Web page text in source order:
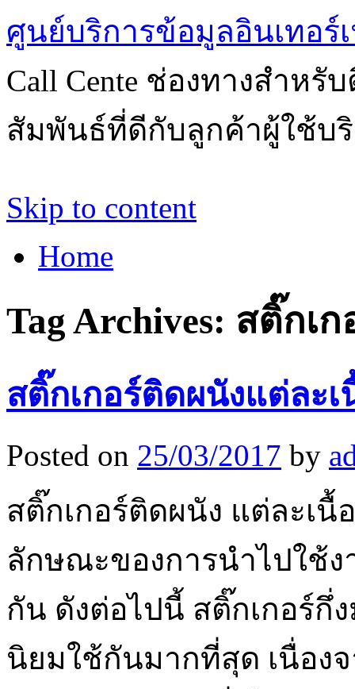
ศูนย์บริการข้อมูลอินเทอร์
Call Cente ช่องทางสำห
สัมพันธ์ที่ดีกับลูกค้าผู้ใช้บ
Skip to content
Home
Tag Archives: สติ๊กเ
สติ๊กเกอร์ติดผนังแต่ละ
Posted on 25/03/2017 by
สติ๊กเกอร์ติดผนัง แต่ละเ
ลักษณะของการนำไปใช้
กัน ดังต่อไปนี้ สติ๊กเกอร์กึ่
นิยมใช้กันมากที่สุด เนื่อง